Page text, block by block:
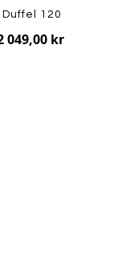
Duffel 120
049,00 kr